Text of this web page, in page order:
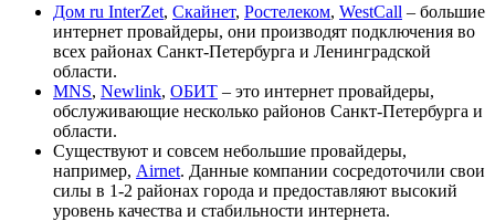
Дом ru InterZet, Скайнет, Ростелеком, WestCall – большие
интернет провайдеры, они производят подключения во
всех районах Санкт-Петербурга и Ленинградской
области.
MNS, Newlink, ОБИТ – это интернет провайдеры,
обслуживающие несколько районов Санкт-Петербурга и
области.
Существуют и совсем небольшие провайдеры,
например, Airnet. Данные компании сосредоточили свои
силы в 1-2 районах города и предоставляют высокий
уровень качества и стабильности интернета.